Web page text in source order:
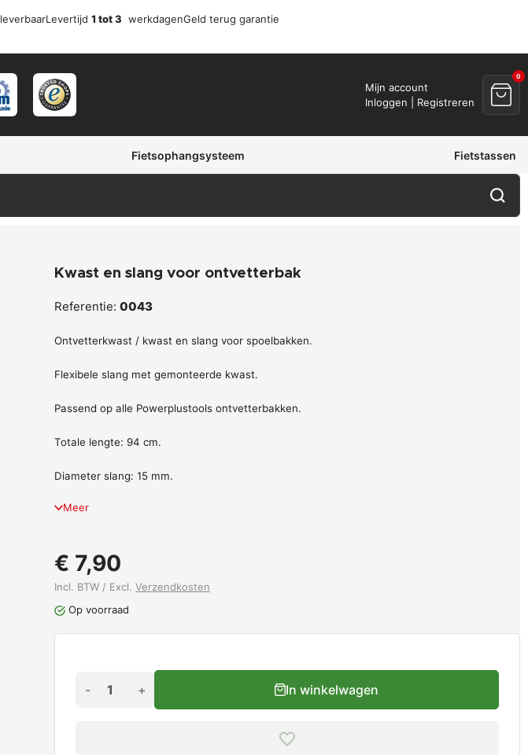
leverbaarLevertijd 1 tot 3 werkdagenGeld terug garantie
Mijn account
Inloggen | Registreren
0
Fietsophangsysteem Fietstassen
Kwast en slang voor ontvetterbak
Referentie: 0043
Ontvetterkwast / kwast en slang voor spoelbakken.
Flexibele slang met gemonteerde kwast.
Passend op alle Powerplustools ontvetterbakken.
Totale lengte: 94 cm.
Diameter slang: 15 mm.
Meer
€ 7,90
Incl. BTW / Excl. Verzendkosten
Op voorraad
- + In winkelwagen